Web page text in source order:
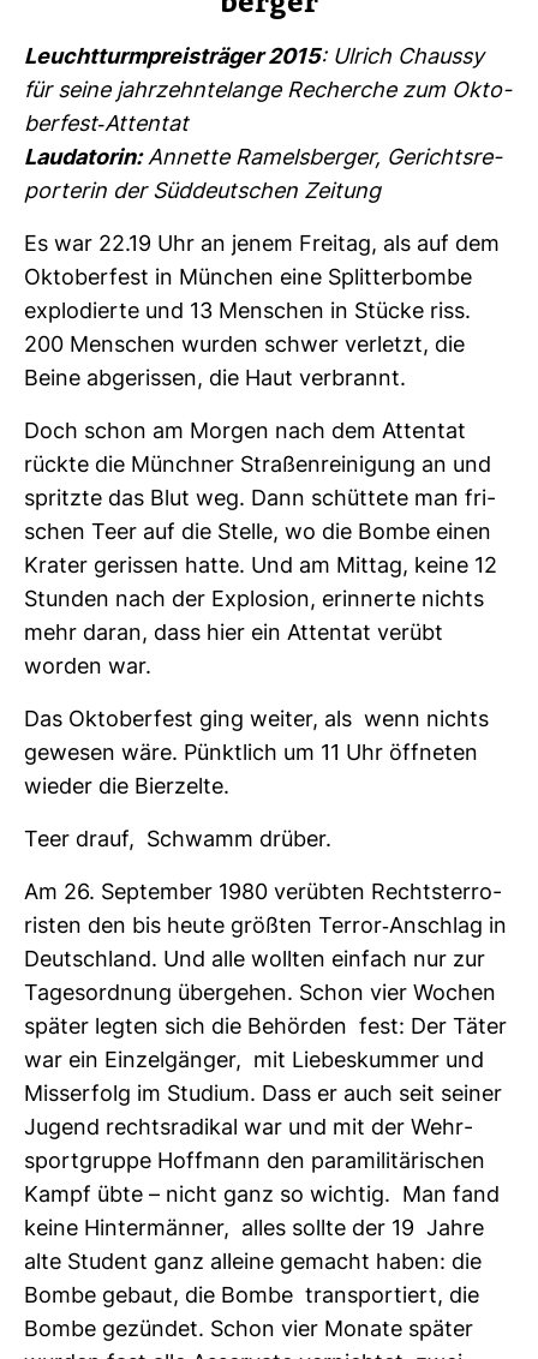
Leucht­turm­preis­träger 2015: Ulrich Chaussy
für seine jahr­zehn­te­lange Recherche zum Okto­
ber­fest-​Attentat
Lau­da­torin:Annette Ramels­berger, Gerichts­re­
por­terin der Süd­deut­schen Zei­tung
Es war 22.19 Uhr an jenem Freitag, als auf dem
Okto­ber­fest in Mün­chen eine Split­ter­bombe
explo­dierte und 13 Men­schen in Stücke riss.
200 Men­schen wurden schwer ver­letzt, die
Beine abge­rissen, die Haut ver­brannt.
Doch schon am Morgen nach dem Attentat
rückte die Münchner Stra­ßen­rei­ni­gung an und
spritzte das Blut weg. Dann schüt­tete man fri­
schen Teer auf die Stelle, wo die Bombe einen
Krater gerissen hatte. Und am Mittag, keine 12
Stunden nach der Explo­sion, erin­nerte nichts
mehr daran, dass hier ein Attentat verübt
worden war.
Das Okto­ber­fest ging weiter, als wenn nichts
gewesen wäre. Pünkt­lich um 11 Uhr öff­neten
wieder die Bier­zelte.
Teer drauf, Schwamm drüber.
Am 26. Sep­tember 1980 ver­übten Rechts­ter­ro­
risten den bis heute größten Terror-​Anschlag in
Deutsch­land. Und alle wollten ein­fach nur zur
Tages­ord­nung über­gehen. Schon vier Wochen
später legten sich die Behörden fest: Der Täter
war ein Ein­zel­gänger, mit Lie­bes­kummer und
Miss­erfolg im Stu­dium. Dass er auch seit seiner
Jugend rechts­ra­dikal war und mit der Wehr­
sport­gruppe Hoff­mann den para­mi­li­tä­ri­schen
Kampf übte – nicht ganz so wichtig. Man fand
keine Hin­ter­männer, alles sollte der 19 Jahre
alte Stu­dent ganz alleine gemacht haben: die
Bombe gebaut, die Bombe trans­por­tiert, die
Bombe gezündet. Schon vier Monate später